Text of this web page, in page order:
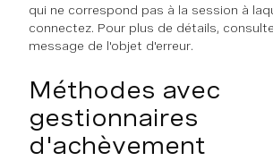
qui ne correspond pas à la session à
connectez. Pour plus de détails,
message de l'objet d'erreur.
Méthodes avec
gestionnaires
d'achèvement